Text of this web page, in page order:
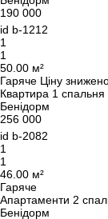
190 000
id b-1212
1
1
50.00 м²
Гаряче Ціну
Квартира 1 спальня
Бенідорм
256 000
id b-2082
1
1
46.00 м²
Гаряче
Апартаменти 2
Бенідорм
запит і
найближчим
Підписку
Ми
Залиште свої